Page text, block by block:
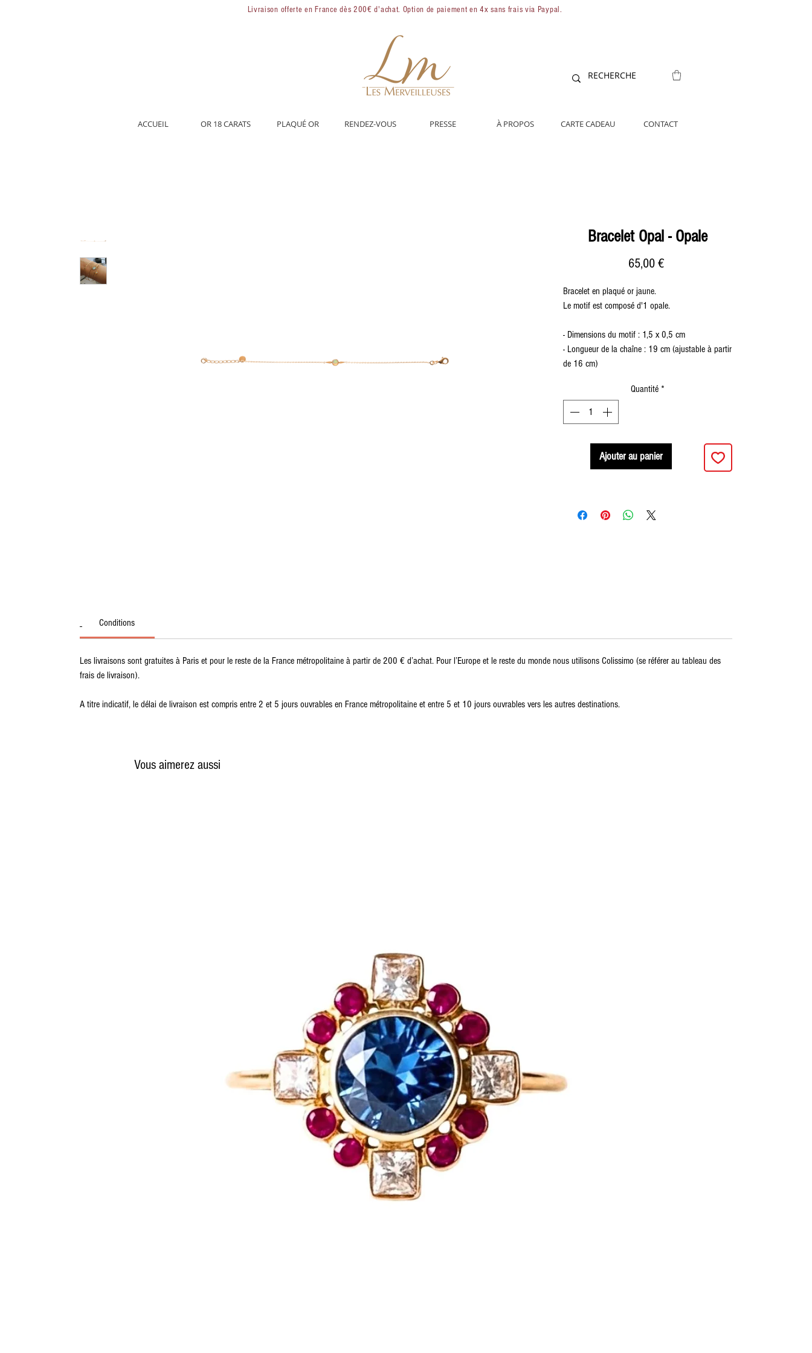
Livraison offerte en France dès 200€ d'achat. Option de paiement en 4x sans frais via Paypal.
ACCUEIL OR 18 CARATS PLAQUÉ OR RENDEZ-VOUS PRESSE À PROPOS CARTE CADEAU CONTACT
Bracelet Opal - Opale
65,00 €Prix
Bracelet en plaqué or jaune.
Le motif est composé d'1 opale.
- Dimensions du motif : 1,5 x 0,5 cm
- Longueur de la chaîne : 19 cm (ajustable à partir
de 16 cm)
Quantité *
Ajouter au panier
Conditions
Les livraisons sont gratuites à Paris et pour le reste de la France métropolitaine à partir de 200 € d’achat. Pour l’Europe et le reste du monde nous utilisons Colissimo (se référer au tableau des
frais de livraison).
A titre indicatif, le délai de livraison est compris entre 2 et 5 jours ouvrables en France métropolitaine et entre 5 et 10 jours ouvrables vers les autres destinations.
Vous aimerez aussi